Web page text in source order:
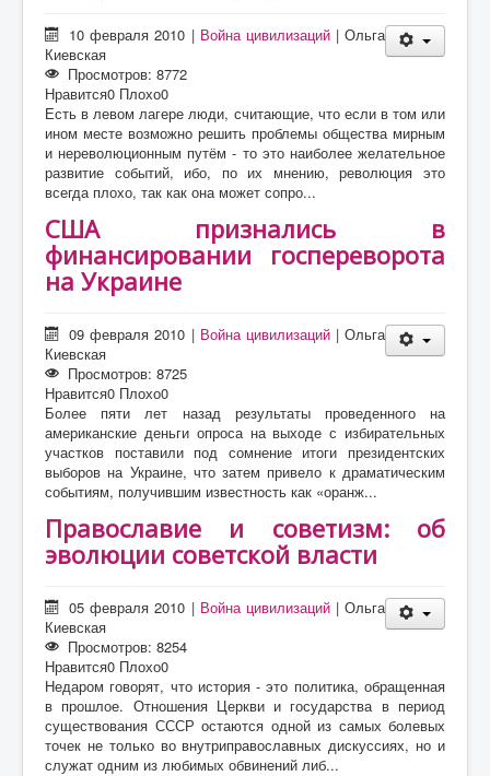
10 февраля 2010 | Война цивилизаций | Ольга
Киевская
Просмотров: 8772
Нравится0 Плохо0
Есть в левом лагере люди, считающие, что если в том или
ином месте возможно решить проблемы общества мирным
и нереволюционным путём - то это наиболее желательное
развитие событий, ибо, по их мнению, революция это
всегда плохо, так как она может сопро...
США признались в
финансировании госпереворота
на Украине
09 февраля 2010 | Война цивилизаций | Ольга
Киевская
Просмотров: 8725
Нравится0 Плохо0
Более пяти лет назад результаты проведенного на
американские деньги опроса на выходе с избирательных
участков поставили под сомнение итоги президентских
выборов на Украине, что затем привело к драматическим
событиям, получившим известность как «оранж...
Православие и советизм: об
эволюции советской власти
05 февраля 2010 | Война цивилизаций | Ольга
Киевская
Просмотров: 8254
Нравится0 Плохо0
Недаром говорят, что история - это политика, обращенная
в прошлое. Отношения Церкви и государства в период
существования СССР остаются одной из самых болевых
точек не только во внутриправославных дискуссиях, но и
служат одним из любимых обвинений либ...